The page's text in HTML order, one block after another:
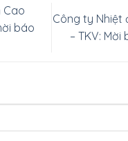
Cao
báo
Công ty Nhiệt
– TKV: